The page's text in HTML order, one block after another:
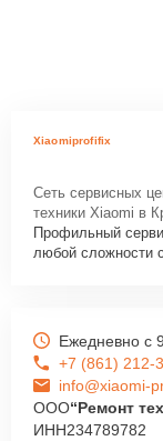
Xiaomiprofifix
Сеть сервисных
техники Xiaomi в
Профильный
любой сложности
Ежедневно с
+7 (861) 212-
info@xiaomi-
ООО“Ремонт
ИНН234789782